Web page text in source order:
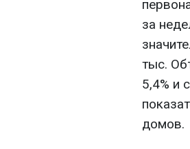
за
тыс.
5,4% и
домов.